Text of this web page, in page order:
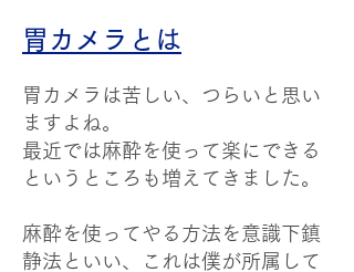
胃カメラとは
胃カメラは苦しい、つらいと思い
ますよね。
最近では麻酔を使って楽にできる
というところも増えてきました。
麻酔を使ってやる方法を意識下鎮
静法といい、これは僕が所属して